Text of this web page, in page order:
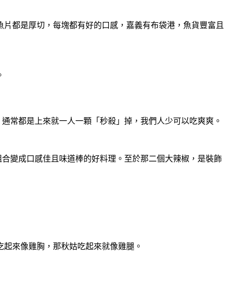
都是厚切，每塊都有好的口感，嘉義有布袋港，魚貨豐富且
常都是上來就一人一顆「秒殺」掉，我們人少可以吃爽爽。
變成口感佳且味道棒的好料理。至於那二個大辣椒，是裝飾
來像雞胸，那秋姑吃起來就像雞腿。